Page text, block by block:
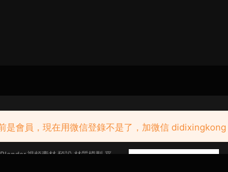
視頻素材,預設,材質模型,平
掃描關注微信公衆号
是會員，現在用微信登錄不是了，加微信